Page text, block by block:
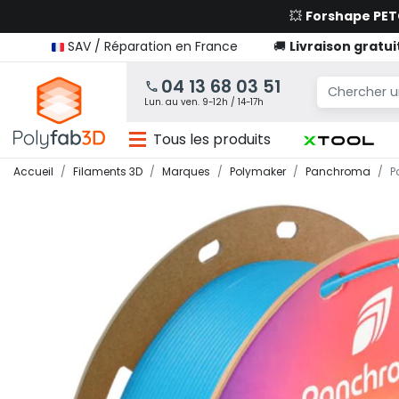
💥 Forshape
SAV / Réparation en France
🚚 Livraison
04 13 68 03 51
Lun. au ven. 9-12h / 14-17h
Tous les produits
Accueil Filaments 3D Marques Polymaker Panchroma